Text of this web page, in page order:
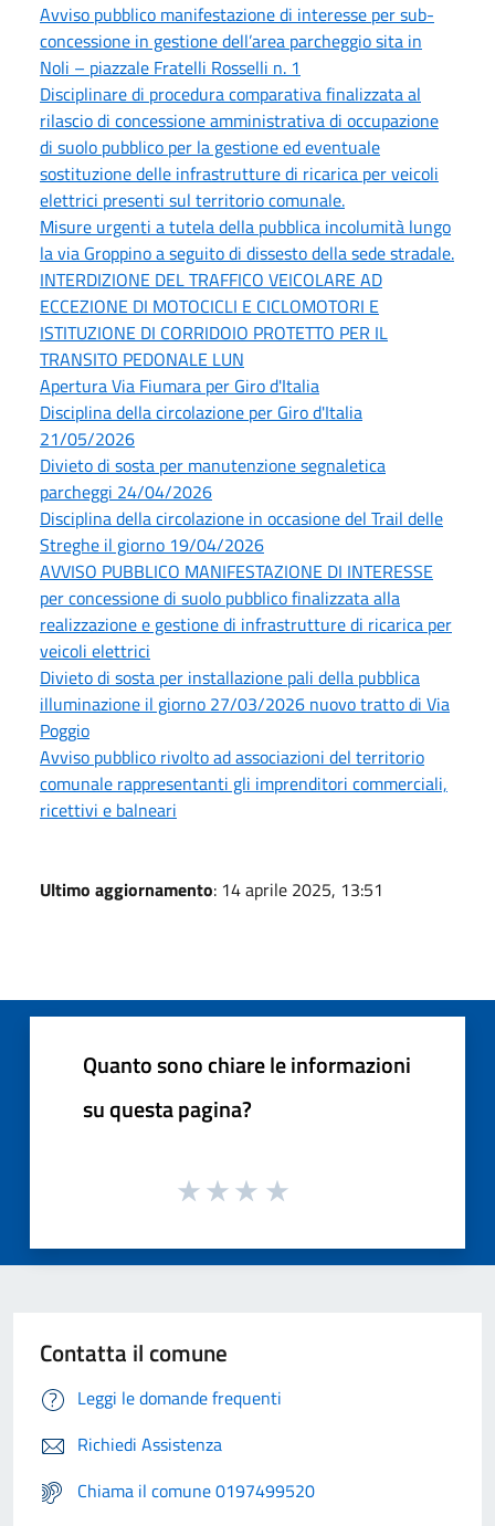
Avviso pubblico manifestazione di interesse per sub-
concessione in gestione dell’area parcheggio sita in
Noli – piazzale Fratelli Rosselli n. 1
Disciplinare di procedura comparativa finalizzata al
rilascio di concessione amministrativa di occupazione
di suolo pubblico per la gestione ed eventuale
sostituzione delle infrastrutture di ricarica per veicoli
elettrici presenti sul territorio comunale.
Misure urgenti a tutela della pubblica incolumità lungo
la via Groppino a seguito di dissesto della sede stradale.
INTERDIZIONE DEL TRAFFICO VEICOLARE AD
ECCEZIONE DI MOTOCICLI E CICLOMOTORI E
ISTITUZIONE DI CORRIDOIO PROTETTO PER IL
TRANSITO PEDONALE LUN
Apertura Via Fiumara per Giro d'Italia
Disciplina della circolazione per Giro d'Italia
21/05/2026
Divieto di sosta per manutenzione segnaletica
parcheggi 24/04/2026
Disciplina della circolazione in occasione del Trail delle
Streghe il giorno 19/04/2026
AVVISO PUBBLICO MANIFESTAZIONE DI INTERESSE
per concessione di suolo pubblico finalizzata alla
realizzazione e gestione di infrastrutture di ricarica per
veicoli elettrici
Divieto di sosta per installazione pali della pubblica
illuminazione il giorno 27/03/2026 nuovo tratto di Via
Poggio
Avviso pubblico rivolto ad associazioni del territorio
comunale rappresentanti gli imprenditori commerciali,
ricettivi e balneari
Ultimo aggiornamento: 14 aprile 2025, 13:51
Quanto sono chiare le informazioni
su questa pagina?
Contatta il comune
Leggi le domande frequenti
Richiedi Assistenza
Chiama il comune 0197499520